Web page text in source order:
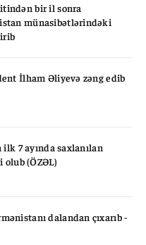
bir il sonra
münasibətlərindəki
İlham Əliyevə zəng edib
7 ayında saxlanılan
olub (ÖZƏL)
dalandan çıxarıb -